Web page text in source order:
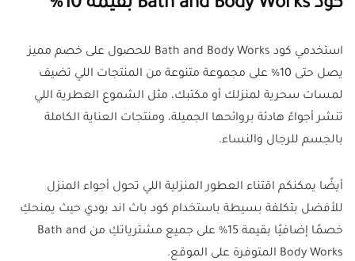
كود Bath and Body Works بقيمة 10%
استخدمي كود Bath and Body Works للحصول على خصم مميز
يصل حتى 10% على مجموعة متنوعة من المنتجات اللي تضيف
لمسات سحرية لمنزلك أو مكتبك، مثل الشموع العطرية اللي
تنشر أجواءً هادئة بروائحها الجميلة، ومنتجات العناية الكاملة
بالجسم للرجال والنساء.
أيضًا يمكنكم اقتناء العطور المنزلية اللي تحول أجواء المنزل
للأفضل بتكلفة بسيطة باستخدام كود باث اند بودي حيث يمنحكِ
خصمًا إضافيًا بقيمة 15% على جميع مشترياتكِ من Bath and
Body Works المتوفرة على الموقع.